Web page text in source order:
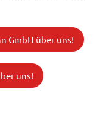
GmbH über uns!
uns!